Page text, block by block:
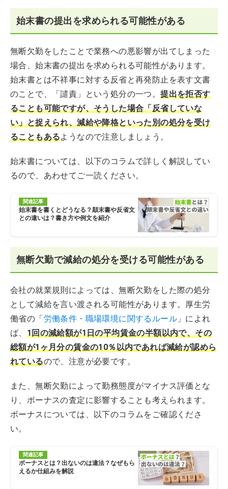
始末書の提出を求められる可能性がある
無断欠勤をしたことで業務への悪影響が出てしまった
場合、始末書の提出を求められる可能性があります。
始末書とは不祥事に対する反省と再発防止を表す文書
のことで、「譴責」という処分の一つ。提出を拒否す
ることも可能ですが、そうした場合「反省していな
い」と捉えられ、減給や降格といった別の処分を受け
ることもあるようなので注意しましょう。
始末書については、以下のコラムで詳しく解説してい
るので、あわせてご一読ください。
関連記事
始末書を書くとどうなる？顛末書や反省文
との違いは？書き方や例文を紹介
無断欠勤で減給の処分を受ける可能性がある
会社の就業規則によっては、無断欠勤をした際の処分
として減給を言い渡される可能性があります。厚生労
働省の「労働条件・職場環境に関するルール 」によれ
ば、 1回の減給額が1日の平均賃金の半額以内で、その
総額が1ヶ月分の賃金の10％以内であれば減給が認めら
れているので、注意が必要です。
また、無断欠勤によって勤務態度がマイナス評価とな
り、ボーナスの査定に影響することも考えられます。
ボーナスについては、以下のコラムをご確認くださ
い。
関連記事
ボーナスとは？出ないのは違法？なぜもら
えるか仕組みを解説